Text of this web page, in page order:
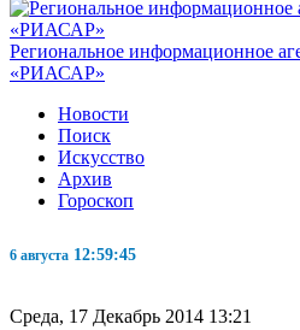
Региональное информационное
«РИАСАР»
Новости
Поиск
Искусство
Архив
Гороскоп
6 августа 12:59:45
Среда, 17 Декабрь 2014 13:21